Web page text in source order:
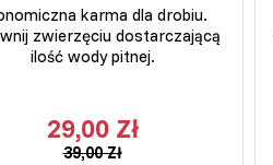
karma dla drobiu.
zwierzęciu dostarczającą
ilość wody pitnej.
29,00 Zł
39,00 Zł